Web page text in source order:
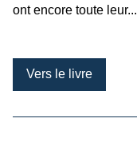
ont encore toute leur...
Vers le livre